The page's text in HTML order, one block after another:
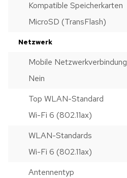
Kompatible Speicherkarten
MicroSD (TransFlash)
Netzwerk
Mobile Netzwerkverbindung
Nein
Top WLAN-Standard
Wi-Fi 6 (802.11ax)
WLAN-Standards
Wi-Fi 6 (802.11ax)
Antennentyp